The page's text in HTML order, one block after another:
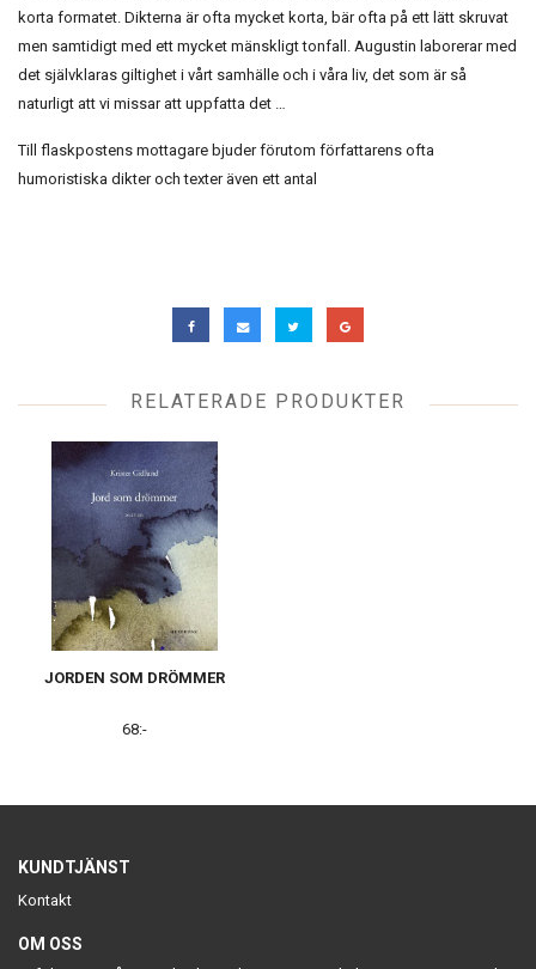
korta formatet. Dikterna är ofta mycket korta, bär ofta på ett lätt skruvat
men samtidigt med ett mycket mänskligt tonfall. Augustin laborerar med
det självklaras giltighet i vårt samhälle och i våra liv, det som är så
naturligt att vi missar att uppfatta det …
Till flaskpostens mottagare bjuder förutom författarens ofta
humoristiska dikter och texter även ett antal
RELATERADE PRODUKTER
JORDEN SOM DRÖMMER
68:-
KUNDTJÄNST
Kontakt
OM OSS